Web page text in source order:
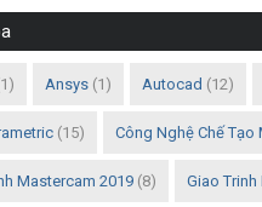
Ansys (1) Autocad (12)
(15) Công Nghệ Chế Tạo
Mastercam 2019 (8) Giao